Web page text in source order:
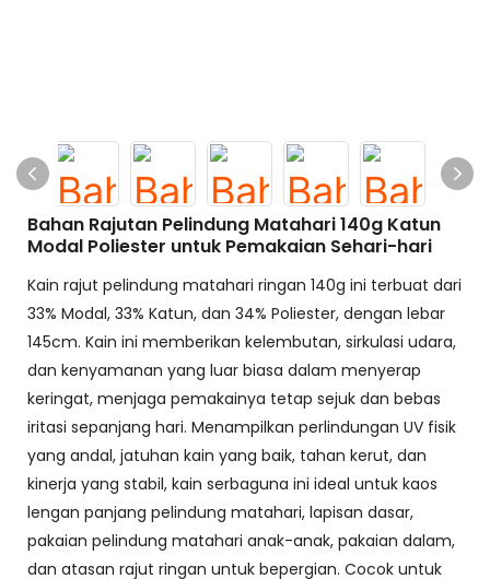
Bahan Rajutan Pelindung Matahari 140g Katun
Modal Poliester untuk Pemakaian Sehari-hari
Kain rajut pelindung matahari ringan 140g ini terbuat dari
33% Modal, 33% Katun, dan 34% Poliester, dengan lebar
145cm. Kain ini memberikan kelembutan, sirkulasi udara,
dan kenyamanan yang luar biasa dalam menyerap
keringat, menjaga pemakainya tetap sejuk dan bebas
iritasi sepanjang hari. Menampilkan perlindungan UV fisik
yang andal, jatuhan kain yang baik, tahan kerut, dan
kinerja yang stabil, kain serbaguna ini ideal untuk kaos
lengan panjang pelindung matahari, lapisan dasar,
pakaian pelindung matahari anak-anak, pakaian dalam,
dan atasan rajut ringan untuk bepergian. Cocok untuk